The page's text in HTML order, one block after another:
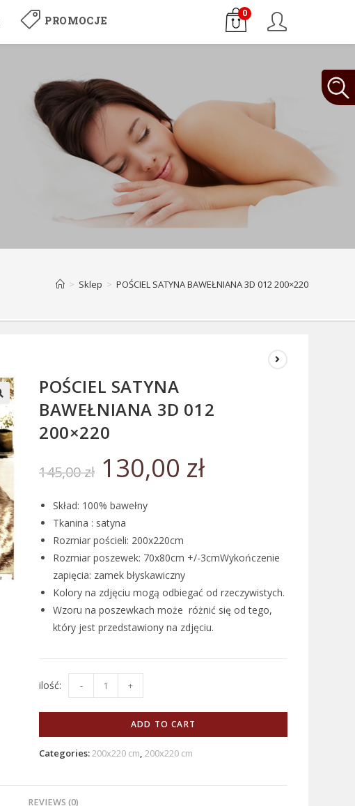
PROMOCJE
0
> Sklep > POŚCIEL SATYNA BAWEŁNIANA 3D 012 200×220
POŚCIEL SATYNA
BAWEŁNIANA 3D 012
200×220
145,00zł 130,00 zł
Skład: 100% bawełny
Tkanina : satyna
Rozmiar pościeli: 200x220cm
Rozmiar poszewek: 70x80cm +/-3cmWykończenie
zapięcia: zamek błyskawiczny
Kolory na zdjęciu mogą odbiegać od rzeczywistych.
Wzoru na poszewkach może różnić się od tego,
który jest przedstawiony na zdjęciu.
- +
ADD TO CART
Categories:200x220 cm, 200x220 cm
REVIEWS (0)